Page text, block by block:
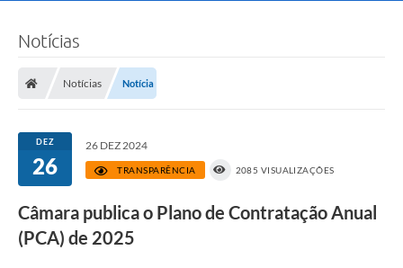
Notícias
Notícias Notícia
DEZ
26
26 DEZ 2024
TRANSPARÊNCIA 2085 VISUALIZAÇÕES
Câmara publica o Plano de Contratação Anual
(PCA) de 2025